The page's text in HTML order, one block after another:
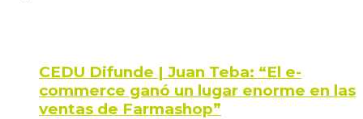
CEDU Difunde | Juan Teba: “El e-
commerce ganó un lugar enorme en las
ventas de Farmashop”